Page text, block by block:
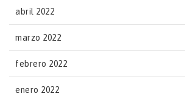
abril 2022
marzo 2022
febrero 2022
enero 2022